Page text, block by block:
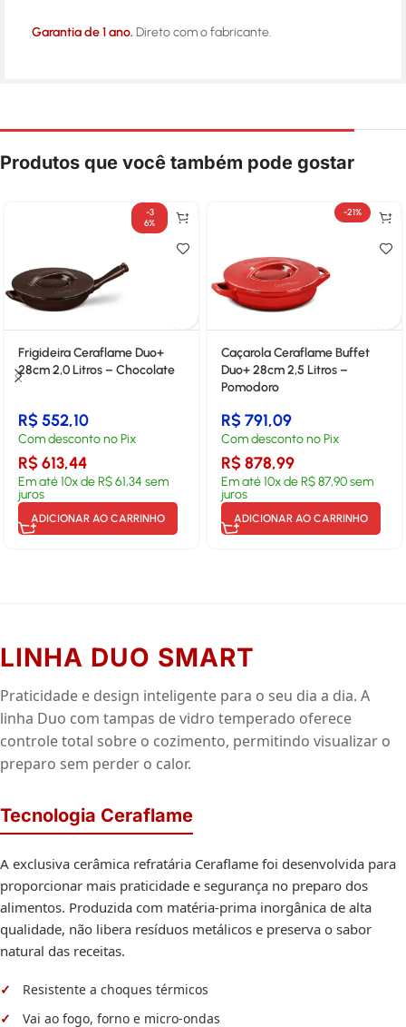
Garantia de 1 ano. Direto com o fabricante.
Produtos que você também pode gostar
-3
6%
Frigideira Ceraflame Duo+
28cm 2,0 Litros – Chocolate
R$552,10
Com desconto no Pix
R$613,44
Em até10x deR$61,34 sem
juros
ADICIONAR AO CARRINHO
-21%
Caçarola Ceraflame Buffet
Duo+ 28cm 2,5 Litros –
Pomodoro
R$791,09
Com desconto no Pix
R$878,99
Em até10x deR$87,90sem
juros
ADICIONAR AO CARRINHO
LINHA DUO SMART
Praticidade e design inteligente para o seu dia a dia. A
linha Duo com tampas de vidro temperado oferece
controle total sobre o cozimento, permitindo visualizar o
preparo sem perder o calor.
Tecnologia Ceraflame
A exclusiva cerâmica refratária Ceraflame foi desenvolvida para
proporcionar mais praticidade e segurança no preparo dos
alimentos. Produzida com matéria-prima inorgânica de alta
qualidade, não libera resíduos metálicos e preserva o sabor
natural das receitas.
Resistente a choques térmicos
Vai ao fogo, forno e micro-ondas